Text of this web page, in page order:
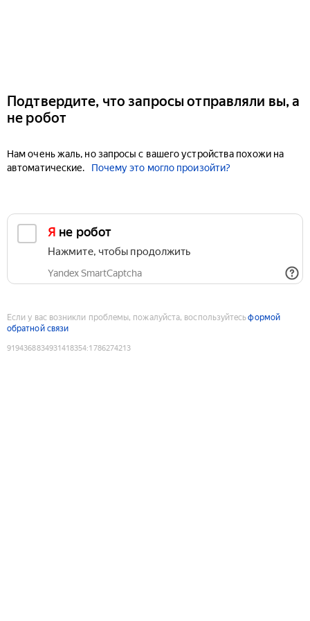
Подтвердите, что запросы отправляли вы, а
не робот
Нам очень жаль, но запросы с вашего устройства похожи на
автоматические.
Почему это могло произойти?
Я не робот
Нажмите, чтобы продолжить
Yandex SmartCaptcha
Если у вас возникли проблемы, пожалуйста, воспользуйтесьформой
обратной связи
9194368834931418354:1786274213